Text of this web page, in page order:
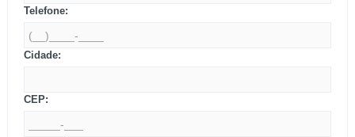
Telefone:
Cidade:
CEP: